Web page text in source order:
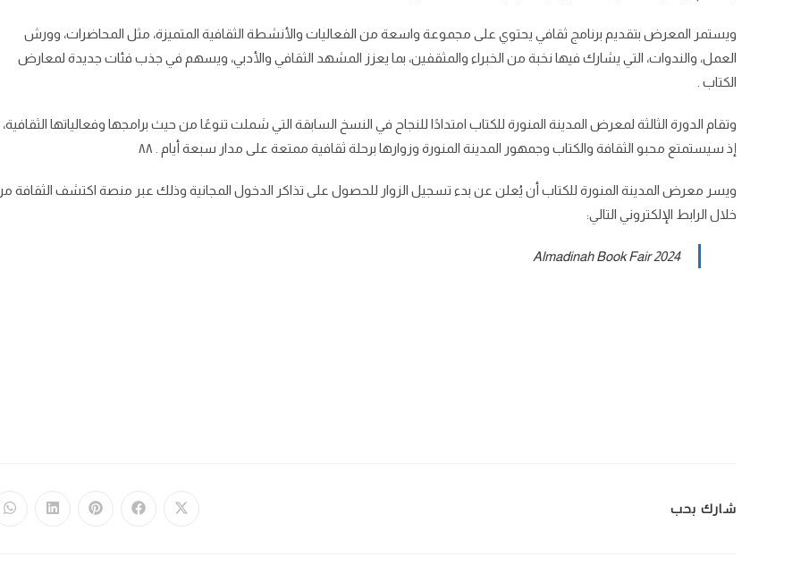
ويستمر المعرض بتقديم برنامج ثقافي يحتوي على مجموعة واسعة من الفعاليات والأنشطة الثقافية المتميزة، مثل المحاضرات، وورش
العمل، والندوات، التي يشارك فيها نخبة من الخبراء والمثقفين، بما يعزز المشهد الثقافي والأدبي، ويسهم في جذب فئات جديدة لمعارض
الكتاب .
وتقام الدورة الثالثة لمعرض المدينة المنورة للكتاب امتدادًا للنجاح في النسخ السابقة التي شملت تنوعًا من حيث برامجها وفعالياتها الثقافية،
إذ سيستمتع محبو الثقافة والكتاب وجمهور المدينة المنورة وزوارها برحلة ثقافية ممتعة على مدار سبعة أيام . ٨٨
ويسر معرض المدينة المنورة للكتاب أن يُعلن عن بدء تسجيل الزوار للحصول على تذاكر الدخول المجانية وذلك عبر منصة اكتشف الثقافة
خلال الرابط الإلكتروني التالي:
Almadinah Book Fair 2024
شارك بحب